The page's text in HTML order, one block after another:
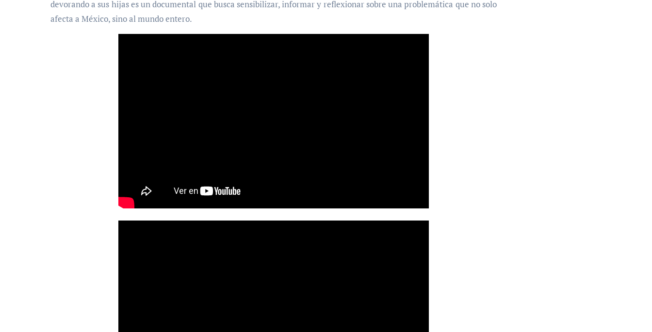
devorando a sus hijas es un documental que busca sensibilizar, informar y reflexionar sobre una problemática que no solo
afecta a México, sino al mundo entero.